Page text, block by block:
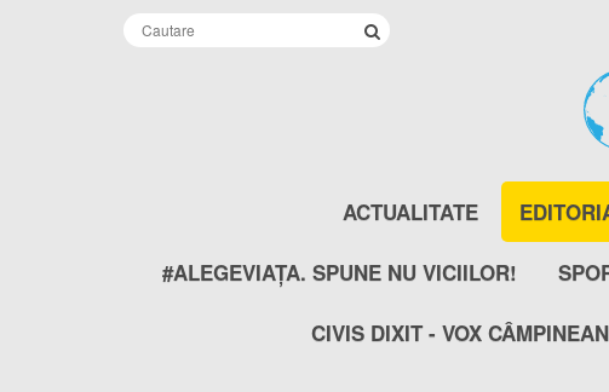
ACTUALITATE
#ALEGEVIAȚA. SPUNE NU VICIILOR!
CIVIS DIXIT - VOX CÂMPINEAN